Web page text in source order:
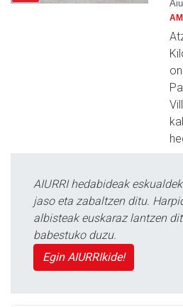
AIURRI hedabideak
jaso eta zabaltzen ditu.
albisteak euskaraz lantzen
babestuko duzu.
Egin AIURRIkide!